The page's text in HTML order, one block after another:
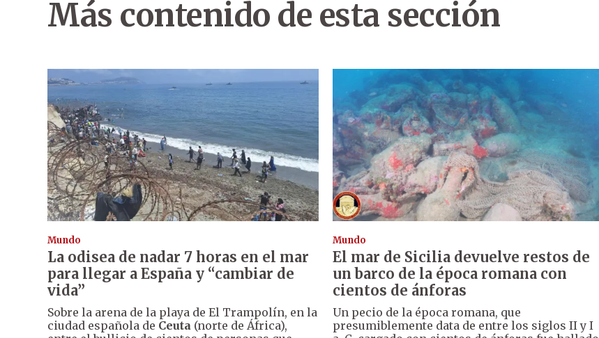
Más contenido de esta sección
Mundo
La odisea de nadar 7 horas en el mar
para llegar a España y “cambiar de
vida”
Sobre la arena de la playa de El Trampolín, en la
ciudad española de Ceuta (norte de África),
Mundo
El mar de Sicilia devuelve restos de
un barco de la época romana con
cientos de ánforas
Un pecio de la época romana, que
presumiblemente data de entre los siglos II y I